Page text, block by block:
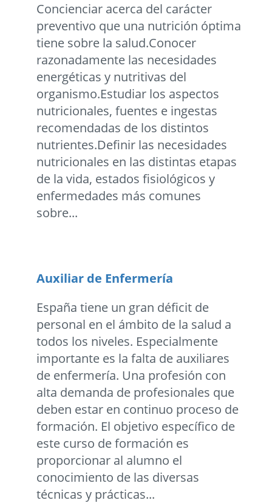
Concienciar acerca del carácter
preventivo que una nutrición óptima
tiene sobre la salud.Conocer
razonadamente las necesidades
energéticas y nutritivas del
organismo.Estudiar los aspectos
nutricionales, fuentes e ingestas
recomendadas de los distintos
nutrientes.Definir las necesidades
nutricionales en las distintas etapas
de la vida, estados fisiológicos y
enfermedades más comunes
sobre...
Auxiliar de Enfermería
España tiene un gran déficit de
personal en el ámbito de la salud a
todos los niveles. Especialmente
importante es la falta de auxiliares
de enfermería. Una profesión con
alta demanda de profesionales que
deben estar en continuo proceso de
formación. El objetivo específico de
este curso de formación es
proporcionar al alumno el
conocimiento de las diversas
técnicas y prácticas...